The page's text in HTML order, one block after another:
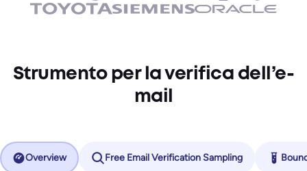
Strumento per la verifica dell’e-
mail
Overview Free Email Verification Sampling